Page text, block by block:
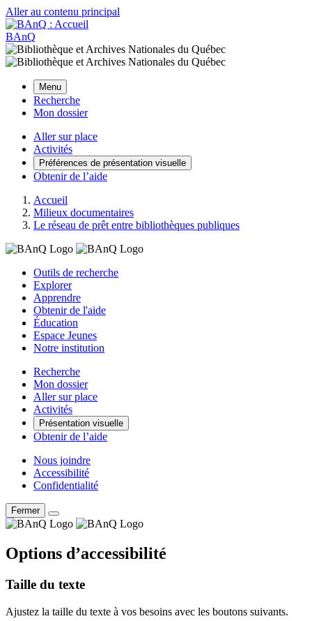
Aller au contenu principal
BAnQ
Menu
Recherche
Mon dossier
Aller sur place
Activités
Préférences de présentation visuelle
Obtenir de l’aide
Accueil
Milieux documentaires
Le réseau de prêt entre bibliothèques publiques
Outils de recherche
Explorer
Apprendre
Obtenir de l'aide
Éducation
Espace Jeunes
Notre institution
Recherche
Mon dossier
Aller sur place
Activités
Présentation visuelle
Obtenir de l’aide
Nous joindre
Accessibilité
Confidentialité
Fermer
Options d’accessibilité
Taille du texte
Ajustez la taille du texte à vos besoins avec les boutons suivants.